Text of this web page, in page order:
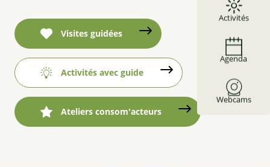
Activités
Agenda
Webcams
Visites guidées
Activités avec guide
Ateliers consom'acteurs